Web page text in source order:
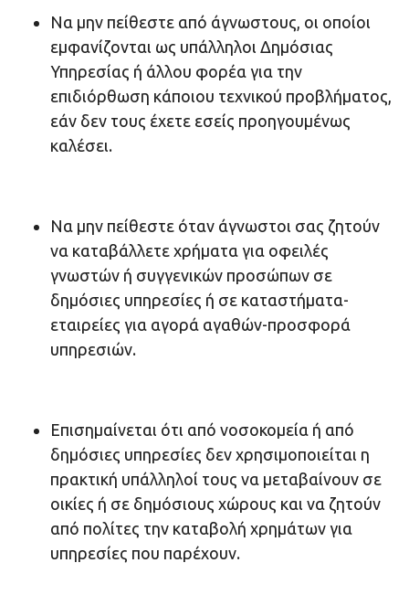
Να μην πείθεστε από άγνωστους, οι οποίοι
εμφανίζονται ως υπάλληλοι Δημόσιας
Υπηρεσίας ή άλλου φορέα για την
επιδιόρθωση κάποιου τεχνικού προβλήματος,
εάν δεν τους έχετε εσείς προηγουμένως
καλέσει.
Να μην πείθεστε όταν άγνωστοι σας ζητούν
να καταβάλλετε χρήματα για οφειλές
γνωστών ή συγγενικών προσώπων σε
δημόσιες υπηρεσίες ή σε καταστήματα-
εταιρείες για αγορά αγαθών-προσφορά
υπηρεσιών.
Επισημαίνεται ότι από νοσοκομεία ή από
δημόσιες υπηρεσίες δεν χρησιμοποιείται η
πρακτική υπάλληλοί τους να μεταβαίνουν σε
οικίες ή σε δημόσιους χώρους και να ζητούν
από πολίτες την καταβολή χρημάτων για
υπηρεσίες που παρέχουν.